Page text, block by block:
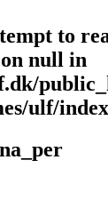
to
null in
ulf/